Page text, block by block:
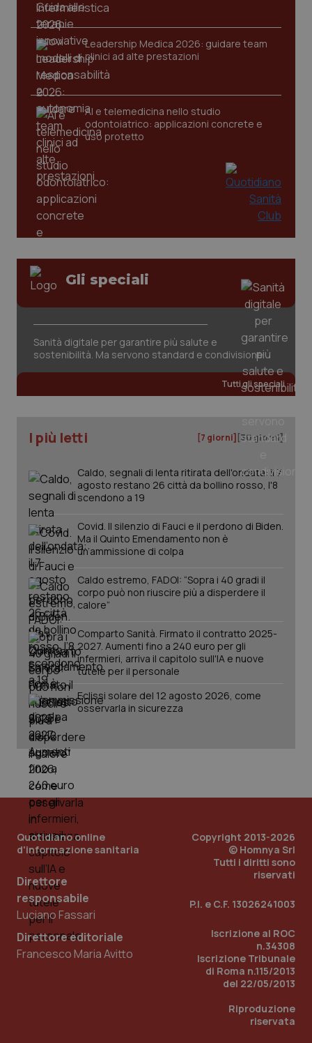
Leadership Medica 2026: guidare team
clinici ad alte prestazioni
AI e telemedicina nello studio
odontoiatrico: applicazioni concrete e
uso protetto
Gli speciali
Sanità digitale per garantire più salute e
sostenibilità. Ma servono standard e condivisione
Tutti gli speciali
I più letti [7 giorni] [30 giorni]
Caldo, segnali di lenta ritirata dell'ondata: il 7
agosto restano 26 città da bollino rosso, l'8
scendono a 19
Covid. Il silenzio di Fauci e il perdono di Biden.
Ma il Quinto Emendamento non è
un’ammissione di colpa
Caldo estremo, FADOI: “Sopra i 40 gradi il
corpo può non riuscire più a disperdere il
calore”
Comparto Sanità. Firmato il contratto 2025-
2027. Aumenti fino a 240 euro per gli
infermieri, arriva il capitolo sull'IA e nuove
tutele per il personale
Eclissi solare del 12 agosto 2026, come
osservarla in sicurezza
Quotidiano online
d'informazione sanitaria
Direttore
responsabile
Luciano Fassari
Direttore editoriale
Francesco Maria Avitto
Copyright 2013-2026
© Homnya Srl
Tutti i diritti sono
riservati
P.I. e C.F. 13026241003
Iscrizione al ROC
n.34308
Iscrizione Tribunale
di Roma n.115/2013
del 22/05/2013
Riproduzione
riservata
tracking-sites-ironfish-
tracking-enable
www.quotidianosanita.it
session-id
_ga
.quotidianosanita.it
PHPSESSID
PHP.net
www.quotidianosanita.it
_ga_KM60CM4NPH
mese